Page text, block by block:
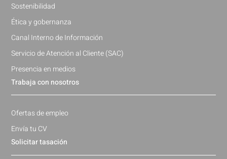
Solicitar tasación
Trabaja con nosotros
Ofertas de empleo
Envía tu CV
Sostenibilidad
Ética y gobernanza
Canal Interno de Información
Servicio de Atención al Cliente (SAC)
Presencia en medios